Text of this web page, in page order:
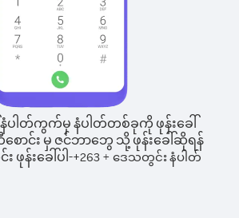
နံပါတ်ကွက်မှ နံပါတ်တစ်ခုကို ဖုန်းခေါ်
စောင်း မှ ဇင်ဘာဘွေ သို့ ဖုန်းခေါ်ဆိုရန်
န်းခေါ်ပါ-+263+ ဒေသတွင်း နံပါတ်